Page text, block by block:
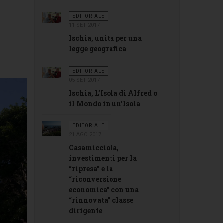
EDITORIALE
Ischia, unita per una
legge geografica
EDITORIALE
Ischia, L’Isola di Alfred o
il Mondo in un’Isola
EDITORIALE
Casamicciola,
investimenti per la
“ripresa” e la
“riconversione
economica” con una
“rinnovata” classe
dirigente